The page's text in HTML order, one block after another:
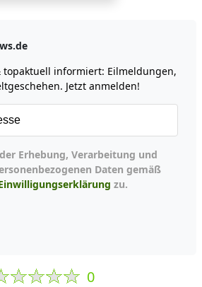
topaktuell informiert: Eilmeldungen,
Jetzt anmelden!
Daten gemäß
zu.
0